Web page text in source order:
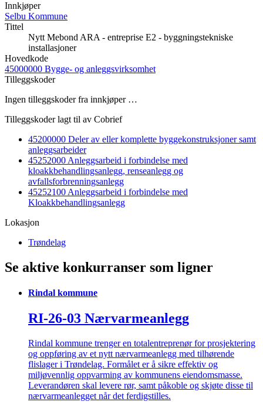
Innkjøper
Selbu Kommune
Tittel
Nytt Mebond ARA - entreprise E2 - byggningstekniske
installasjoner
Hovedkode
45000000 Bygge- og anleggsvirksomhet
Tilleggskoder
Ingen tilleggskoder fra innkjøper …
Tilleggskoder lagt til av Cobrief
45200000 Deler av eller komplette byggekonstruksjoner samt
anleggsarbeider
45252000 Anleggsarbeid i forbindelse med
kloakkbehandlingsanlegg, renseanlegg og
avfallsforbrenningsanlegg
45252100 Anleggsarbeid i forbindelse med
Kloakkbehandlingsanlegg
Lokasjon
Trøndelag
Se aktive konkurranser som ligner
Rindal kommune
RI-26-03 Nærvarmeanlegg
Rindal kommune trenger en totalentreprenør for prosjektering
og oppføring av et nytt nærvarmeanlegg med tilhørende
flislager i Trøndelag. Formålet er å sikre effektiv og
miljøvennlig oppvarming av kommunens eiendomsmasse.
Leverandøren skal levere rør, samt påkoble og skjøte disse til
nærvarmeanlegget når det ferdigstilles.